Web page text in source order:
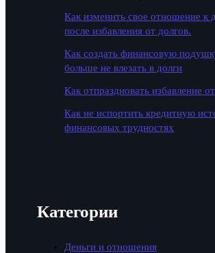
Как изменить свое отношение к
после избавления от долгов.
Как создать финансовую
больше не влезать в долги
Как отпраздновать избавление
Как не испортить кредитную
финансовых трудностях
Категории
Деньги и отношения